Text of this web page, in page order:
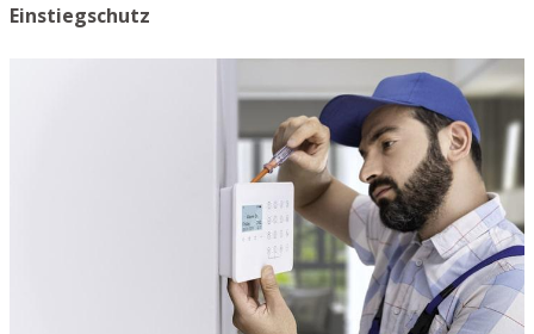
Einstiegschutz